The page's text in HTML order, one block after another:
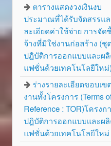
ตารางแสดงวงเงินงบ
ประมาณที่ได้รับจัดสรรแล
ละเอียดค่าใช้จ่าย การจัด
จ้างที่มิใช่งานก่อสร้าง (ชุ
ปฎิบัติการออกแบบและผ
แฟชั่นด้วยเทคโนโลยีใหม่)
ร่างรายละเอียดขอบเข
งานทั้งโครงการ (Terms
Reference : TOR)โครงก
ปฎิบัติการออกแบบและผ
แฟชั่นด้วยเทคโนโลยีใหม่